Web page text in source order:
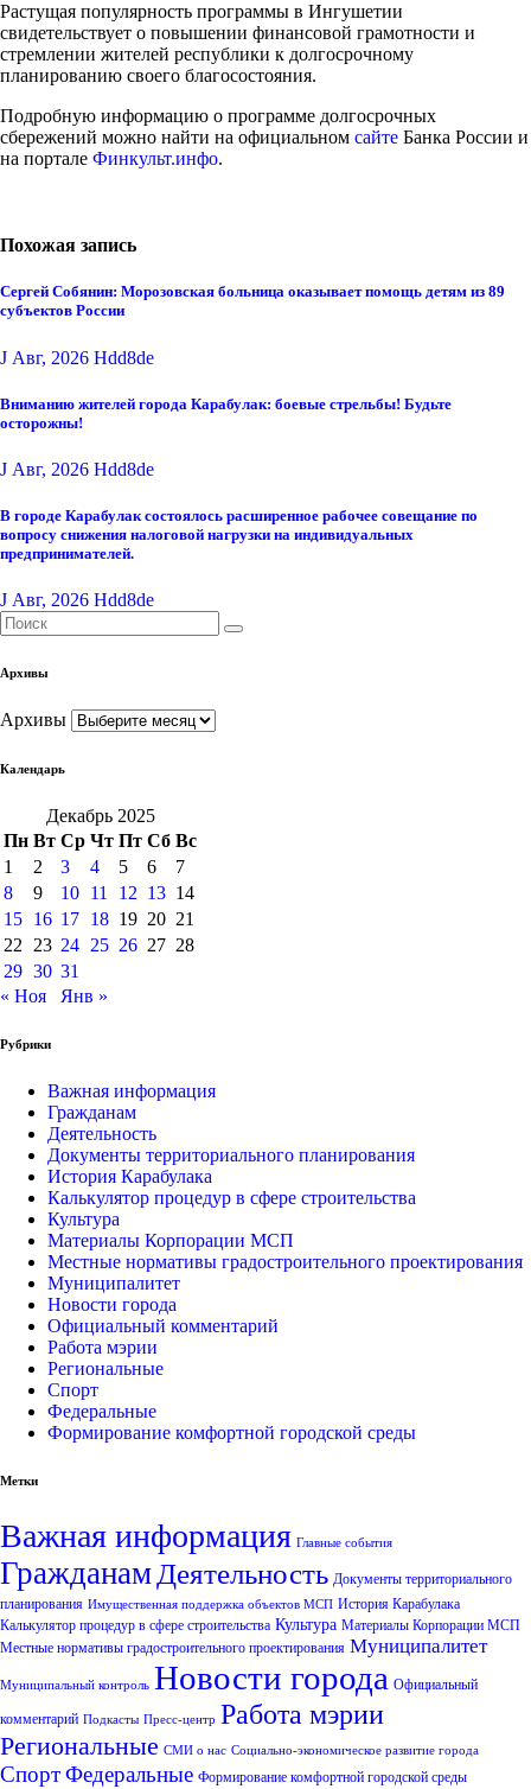
Растущая популярность программы в Ингушетии
свидетельствует о повышении финансовой грамотности и
стремлении жителей республики к долгосрочному
планированию своего благосостояния.
Подробную информацию о программе долгосрочных
сбережений можно найти на официальном сайте Банка России и
на портале Финкульт.инфо.
Похожая запись
Сергей Собянин: Морозовская больница оказывает помощь детям из 89
субъектов России
J Авг, 2026 Hdd8de
Вниманию жителей города Карабулак: боевые стрельбы! Будьте
осторожны!
J Авг, 2026 Hdd8de
В городе Карабулак состоялось расширенное рабочее совещание по
вопросу снижения налоговой нагрузки на индивидуальных
предпринимателей.
J Авг, 2026 Hdd8de
Архивы
Архивы
Календарь
Декабрь 2025
Пн Вт Ср Чт Пт Сб Вс
1
2 3 4 5 6
7
8
9 10 11 12 13 14
15 16 17 18 19 20 21
22
23 24 25 26 27 28
29 30 31
« Ноя
Янв »
Рубрики
Важная информация
Гражданам
Деятельность
Документы территориального планирования
История Карабулака
Калькулятор процедур в сфере строительства
Культура
Материалы Корпорации МСП
Местные нормативы градостроительного проектирования
Муниципалитет
Новости города
Официальный комментарий
Работа мэрии
Региональные
Спорт
Федеральные
Формирование комфортной городской среды
Метки
Важная информация Главные события
Гражданам Деятельность Документы территориального
планирования Имущественная поддержка объектов МСП История Карабулака
Калькулятор процедур в сфере строительства Культура Материалы Корпорации МСП
Местные нормативы градостроительного проектирования Муниципалитет
Муниципальный контроль Новости города Официальный
комментарий Подкасты Пресс-центр Работа мэрии
Региональные СМИ о нас Социально-экономическое развитие города
СпортФедеральные Формирование комфортной городской среды